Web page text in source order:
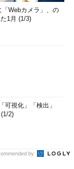
「Webカメラ」、の
1月 (1/3)
可視化」「検出」
2)
by